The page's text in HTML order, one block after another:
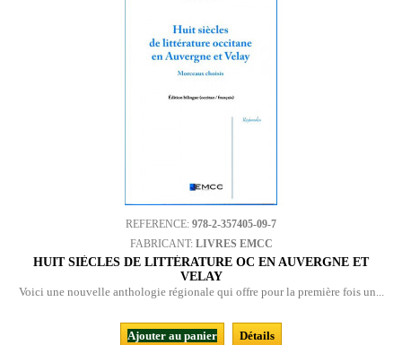
REFERENCE: 978-2-357405-09-7
FABRICANT: LIVRES EMCC
HUIT SIÈCLES DE LITTÉRATURE OC EN AUVERGNE ET
VELAY
Voici une nouvelle anthologie régionale qui offre pour la première fois un...
Ajouter au panier
Détails